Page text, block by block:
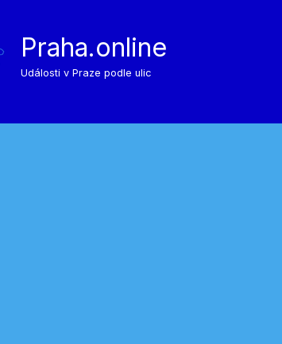
Praha.online
Události v Praze podle ulic